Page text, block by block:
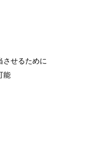
させるために
能